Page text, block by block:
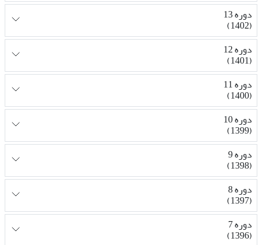
دوره 13
(1402)
دوره 12
(1401)
دوره 11
(1400)
دوره 10
(1399)
دوره 9
(1398)
دوره 8
(1397)
دوره 7
(1396)